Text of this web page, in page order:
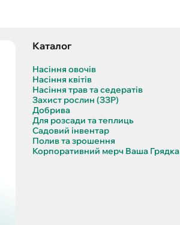
Каталог
Насіння овочів
Насіння квітів
Насіння трав та седератів
Захист рослин (ЗЗР)
Добрива
Для розсади та теплиць
Садовий інвентар
Полив та зрошення
Корпоративний мерч Ваша Грядка